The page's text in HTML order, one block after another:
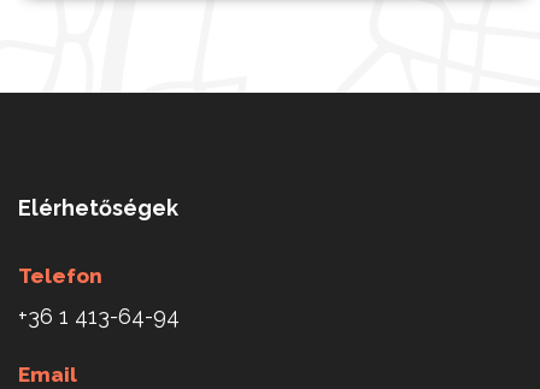
Elérhetőségek
Telefon
+36 1 413-64-94
Email